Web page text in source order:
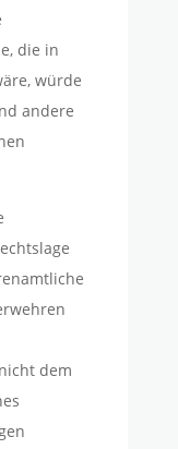
die in
würde
andere
dem